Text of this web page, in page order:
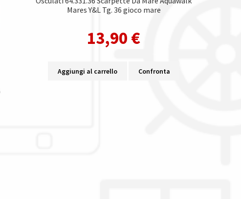
Mares Y&L Tg. 36 gioco mare
13,90 €
Aggiungi al carrello Confronta